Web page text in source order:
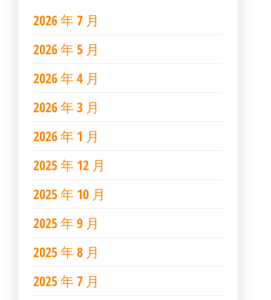
2026 年 7 月
2026 年 5 月
2026 年 4 月
2026 年 3 月
2026 年 1 月
2025 年 12 月
2025 年 10 月
2025 年 9 月
2025 年 8 月
2025 年 7 月